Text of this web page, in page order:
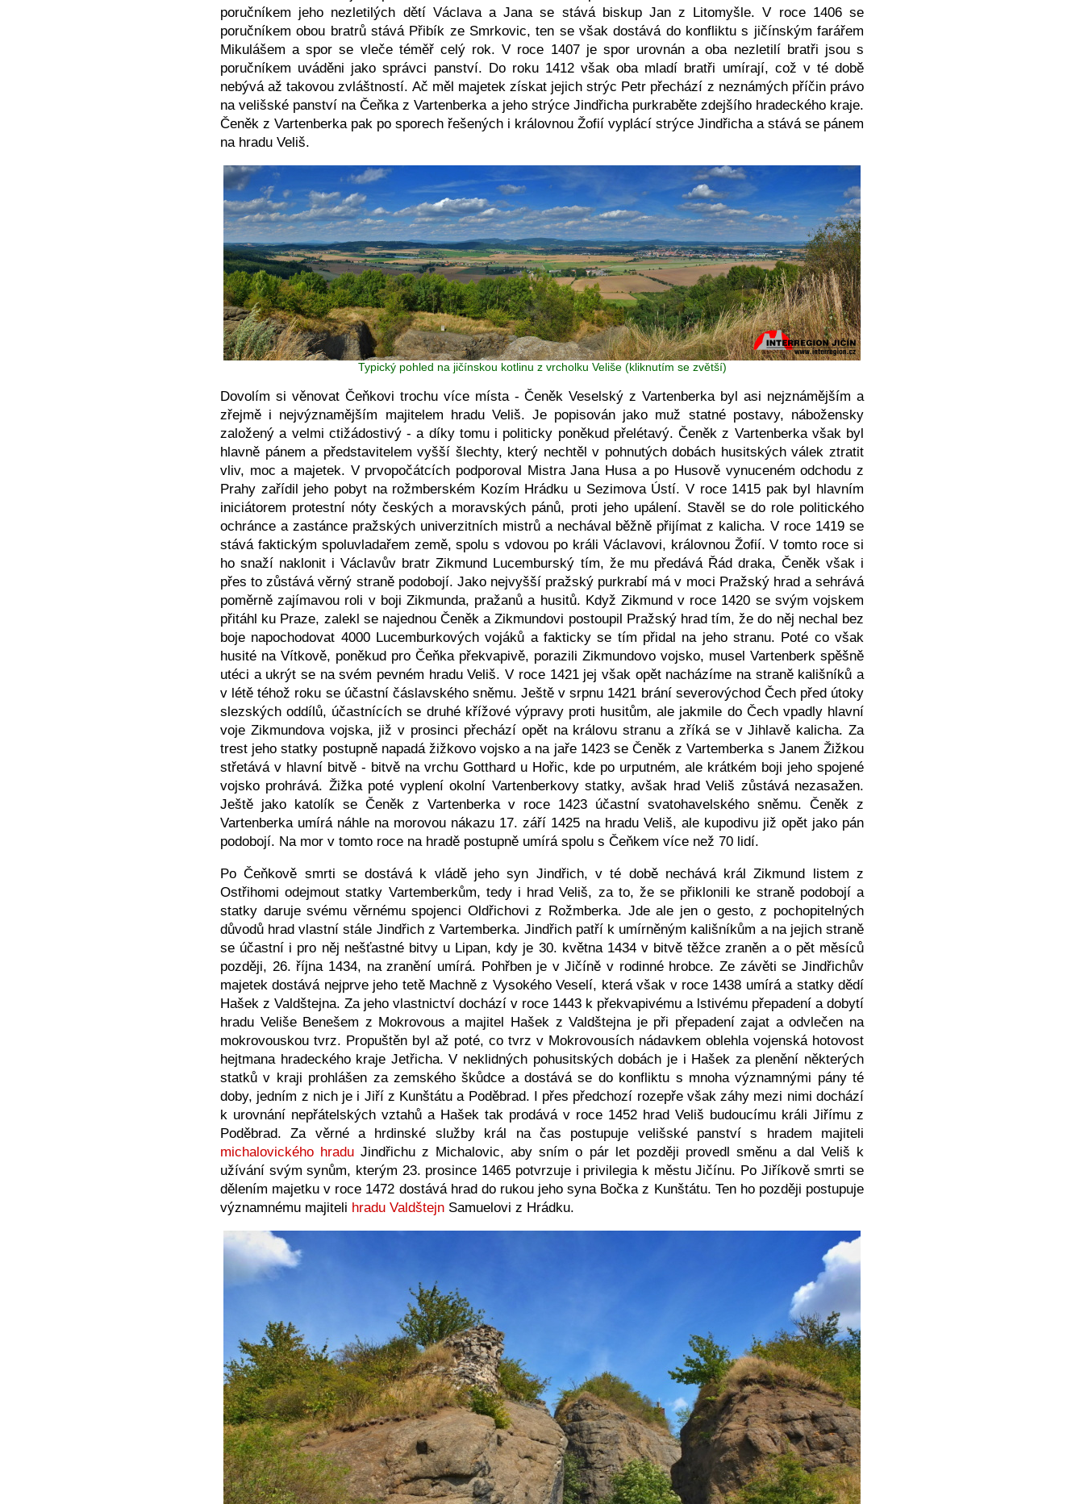
poručníkem jeho nezletilých dětí Václava a Jana se stává biskup Jan z Litomyšle. V roce 1406 se
poručníkem obou bratrů stává Přibík ze Smrkovic, ten se však dostává do konfliktu s jičínským farářem
Mikulášem a spor se vleče téměř celý rok. V roce 1407 je spor urovnán a oba nezletilí bratři jsou s
poručníkem uváděni jako správci panství. Do roku 1412 však oba mladí bratři umírají, což v té době
nebývá až takovou zvláštností. Ač měl majetek získat jejich strýc Petr přechází z neznámých příčin právo
na velišské panství na Čeňka z Vartenberka a jeho strýce Jindřicha purkraběte zdejšího hradeckého kraje.
Čeněk z Vartenberka pak po sporech řešených i královnou Žofií vyplácí strýce Jindřicha a stává se pánem
na hradu Veliš.
Typický pohled na jičínskou kotlinu z vrcholku Veliše (kliknutím se zvětší)
Dovolím si věnovat Čeňkovi trochu více místa - Čeněk Veselský z Vartenberka byl asi nejznámějším a
zřejmě i nejvýznamějším majitelem hradu Veliš. Je popisován jako muž statné postavy, nábožensky
založený a velmi ctižádostivý - a díky tomu i politicky poněkud přelétavý. Čeněk z Vartenberka však byl
hlavně pánem a představitelem vyšší šlechty, který nechtěl v pohnutých dobách husitských válek ztratit
vliv, moc a majetek. V prvopočátcích podporoval Mistra Jana Husa a po Husově vynuceném odchodu z
Prahy zařídil jeho pobyt na rožmberském Kozím Hrádku u Sezimova Ústí. V roce 1415 pak byl hlavním
iniciátorem protestní nóty českých a moravských pánů, proti jeho upálení. Stavěl se do role politického
ochránce a zastánce pražských univerzitních mistrů a nechával běžně přijímat z kalicha. V roce 1419 se
stává faktickým spoluvladařem země, spolu s vdovou po králi Václavovi, královnou Žofií. V tomto roce si
ho snaží naklonit i Václavův bratr Zikmund Lucemburský tím, že mu předává Řád draka, Čeněk však i
přes to zůstává věrný straně podobojí. Jako nejvyšší pražský purkrabí má v moci Pražský hrad a sehrává
poměrně zajímavou roli v boji Zikmunda, pražanů a husitů. Když Zikmund v roce 1420 se svým vojskem
přitáhl ku Praze, zalekl se najednou Čeněk a Zikmundovi postoupil Pražský hrad tím, že do něj nechal bez
boje napochodovat 4000 Lucemburkových vojáků a fakticky se tím přidal na jeho stranu. Poté co však
husité na Vítkově, poněkud pro Čeňka překvapivě, porazili Zikmundovo vojsko, musel Vartenberk spěšně
utéci a ukrýt se na svém pevném hradu Veliš. V roce 1421 jej však opět nacházíme na straně kališníků a
v létě téhož roku se účastní čáslavského sněmu. Ještě v srpnu 1421 brání severovýchod Čech před útoky
slezských oddílů, účastnících se druhé křížové výpravy proti husitům, ale jakmile do Čech vpadly hlavní
voje Zikmundova vojska, již v prosinci přechází opět na královu stranu a zříká se v Jihlavě kalicha. Za
trest jeho statky postupně napadá žižkovo vojsko a na jaře 1423 se Čeněk z Vartemberka s Janem Žižkou
střetává v hlavní bitvě - bitvě na vrchu Gotthard u Hořic, kde po urputném, ale krátkém boji jeho spojené
vojsko prohrává. Žižka poté vyplení okolní Vartenberkovy statky, avšak hrad Veliš zůstává nezasažen.
Ještě jako katolík se Čeněk z Vartenberka v roce 1423 účastní svatohavelského sněmu. Čeněk z
Vartenberka umírá náhle na morovou nákazu 17. září 1425 na hradu Veliš, ale kupodivu již opět jako pán
podobojí. Na mor v tomto roce na hradě postupně umírá spolu s Čeňkem více než 70 lidí.
Po Čeňkově smrti se dostává k vládě jeho syn Jindřich, v té době nechává král Zikmund listem z
Ostřihomi odejmout statky Vartemberkům, tedy i hrad Veliš, za to, že se přiklonili ke straně podobojí a
statky daruje svému věrnému spojenci Oldřichovi z Rožmberka. Jde ale jen o gesto, z pochopitelných
důvodů hrad vlastní stále Jindřich z Vartemberka. Jindřich patří k umírněným kališníkům a na jejich straně
se účastní i pro něj nešťastné bitvy u Lipan, kdy je 30. května 1434 v bitvě těžce zraněn a o pět měsíců
později, 26. října 1434, na zranění umírá. Pohřben je v Jičíně v rodinné hrobce. Ze závěti se Jindřichův
majetek dostává nejprve jeho tetě Machně z Vysokého Veselí, která však v roce 1438 umírá a statky dědí
Hašek z Valdštejna. Za jeho vlastnictví dochází v roce 1443 k překvapivému a lstivému přepadení a dobytí
hradu Veliše Benešem z Mokrovous a majitel Hašek z Valdštejna je při přepadení zajat a odvlečen na
mokrovouskou tvrz. Propuštěn byl až poté, co tvrz v Mokrovousích nádavkem oblehla vojenská hotovost
hejtmana hradeckého kraje Jetřicha. V neklidných pohusitských dobách je i Hašek za plenění některých
statků v kraji prohlášen za zemského škůdce a dostává se do konfliktu s mnoha významnými pány té
doby, jedním z nich je i Jiří z Kunštátu a Poděbrad. I přes předchozí rozepře však záhy mezi nimi dochází
k urovnání nepřátelských vztahů a Hašek tak prodává v roce 1452 hrad Veliš budoucímu králi Jiřímu z
Poděbrad. Za věrné a hrdinské služby král na čas postupuje velišské panství s hradem majiteli
michalovického hradu Jindřichu z Michalovic, aby sním o pár let později provedl směnu a dal Veliš k
užívání svým synům, kterým 23. prosince 1465 potvrzuje i privilegia k městu Jičínu. Po Jiříkově smrti se
dělením majetku v roce 1472 dostává hrad do rukou jeho syna Bočka z Kunštátu. Ten ho později postupuje
významnému majiteli hradu Valdštejn Samuelovi z Hrádku.